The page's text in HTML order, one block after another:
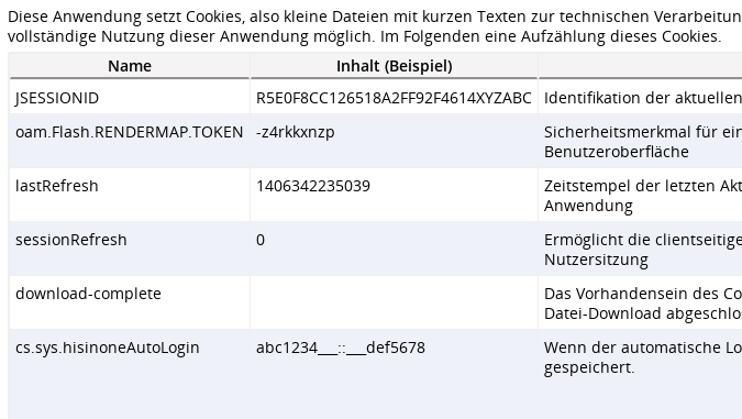
Diese Anwendung setzt Cookies, also kleine Dateien mit kurzen Texten zur technischen
vollständige Nutzung dieser Anwendung möglich. Im Folgenden eine Aufzählung dieses Cookies.
Name
Inhalt (Beispiel)
JSESSIONID
R5E0F8CC126518A2FF92F4614XYZABC Identifikation der
oam.Flash.RENDERMAP.TOKEN
-z4rkkxnzp
Sicherheitsmerkmal für
Benutzeroberfläche
lastRefresh 1406342235039
Zeitstempel der letzten
Anwendung
sessionRefresh 0
Ermöglicht die
Nutzersitzung
download-complete
Das Vorhandensein des
Datei-Download
cs.sys.hisinoneAutoLogin abc1234___::___def5678
Wenn der automatische
gespeichert.